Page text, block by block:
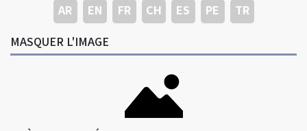
AR EN FR CH ES PE
TR
MASQUER L'IMAGE